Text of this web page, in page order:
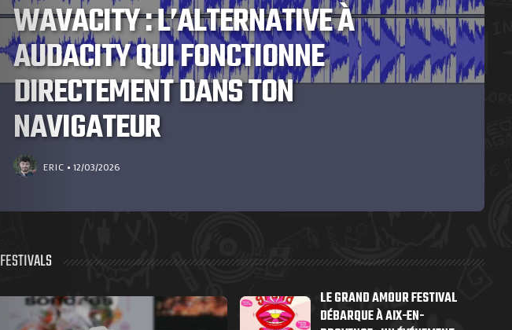
WAVACITY : L’ALTERNATIVE À
AUDACITY QUI FONCTIONNE
DIRECTEMENT DANS TON
NAVIGATEUR
ERIC 12/03/2026
FESTIVALS
LE GRAND AMOUR FESTIVAL
DÉBARQUE À AIX-EN-